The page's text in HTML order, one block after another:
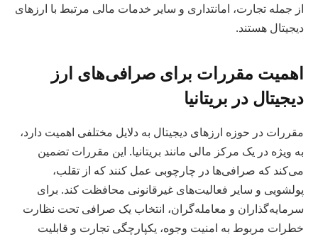
از جمله تجارت، امانتداری و سایر خدمات مالی مرتبط با ارزهای
دیجیتال هستند.
اهمیت مقررات برای صرافی‌های ارز
دیجیتال در بریتانیا
مقررات در حوزه ارزهای دیجیتال به دلایل مختلفی اهمیت دارد،
به ویژه در یک مرکز مالی مانند بریتانیا. این مقررات تضمین
می‌کند که صرافی‌ها در چارچوبی عمل کنند که از تقلب،
پولشویی و سایر فعالیت‌های غیرقانونی محافظت کند. برای
سرمایه‌گذاران و معامله‌گران، انتخاب یک صرافی تحت نظارت
خطرات مربوط به امنیت وجوه، یکپارچگی تجارت و قابلیت